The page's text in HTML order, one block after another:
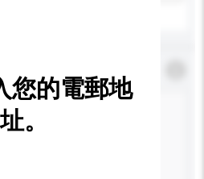
您的電郵地
址。